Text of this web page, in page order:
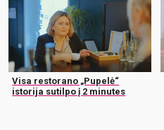
Visa restorano „Pupelė“
istorija sutilpo į 2 minutes